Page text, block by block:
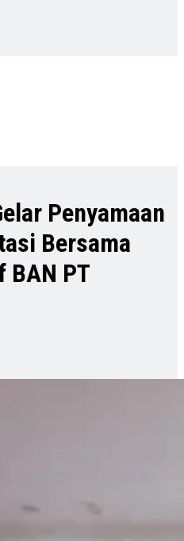
Penyamaan
Bersama
BAN PT